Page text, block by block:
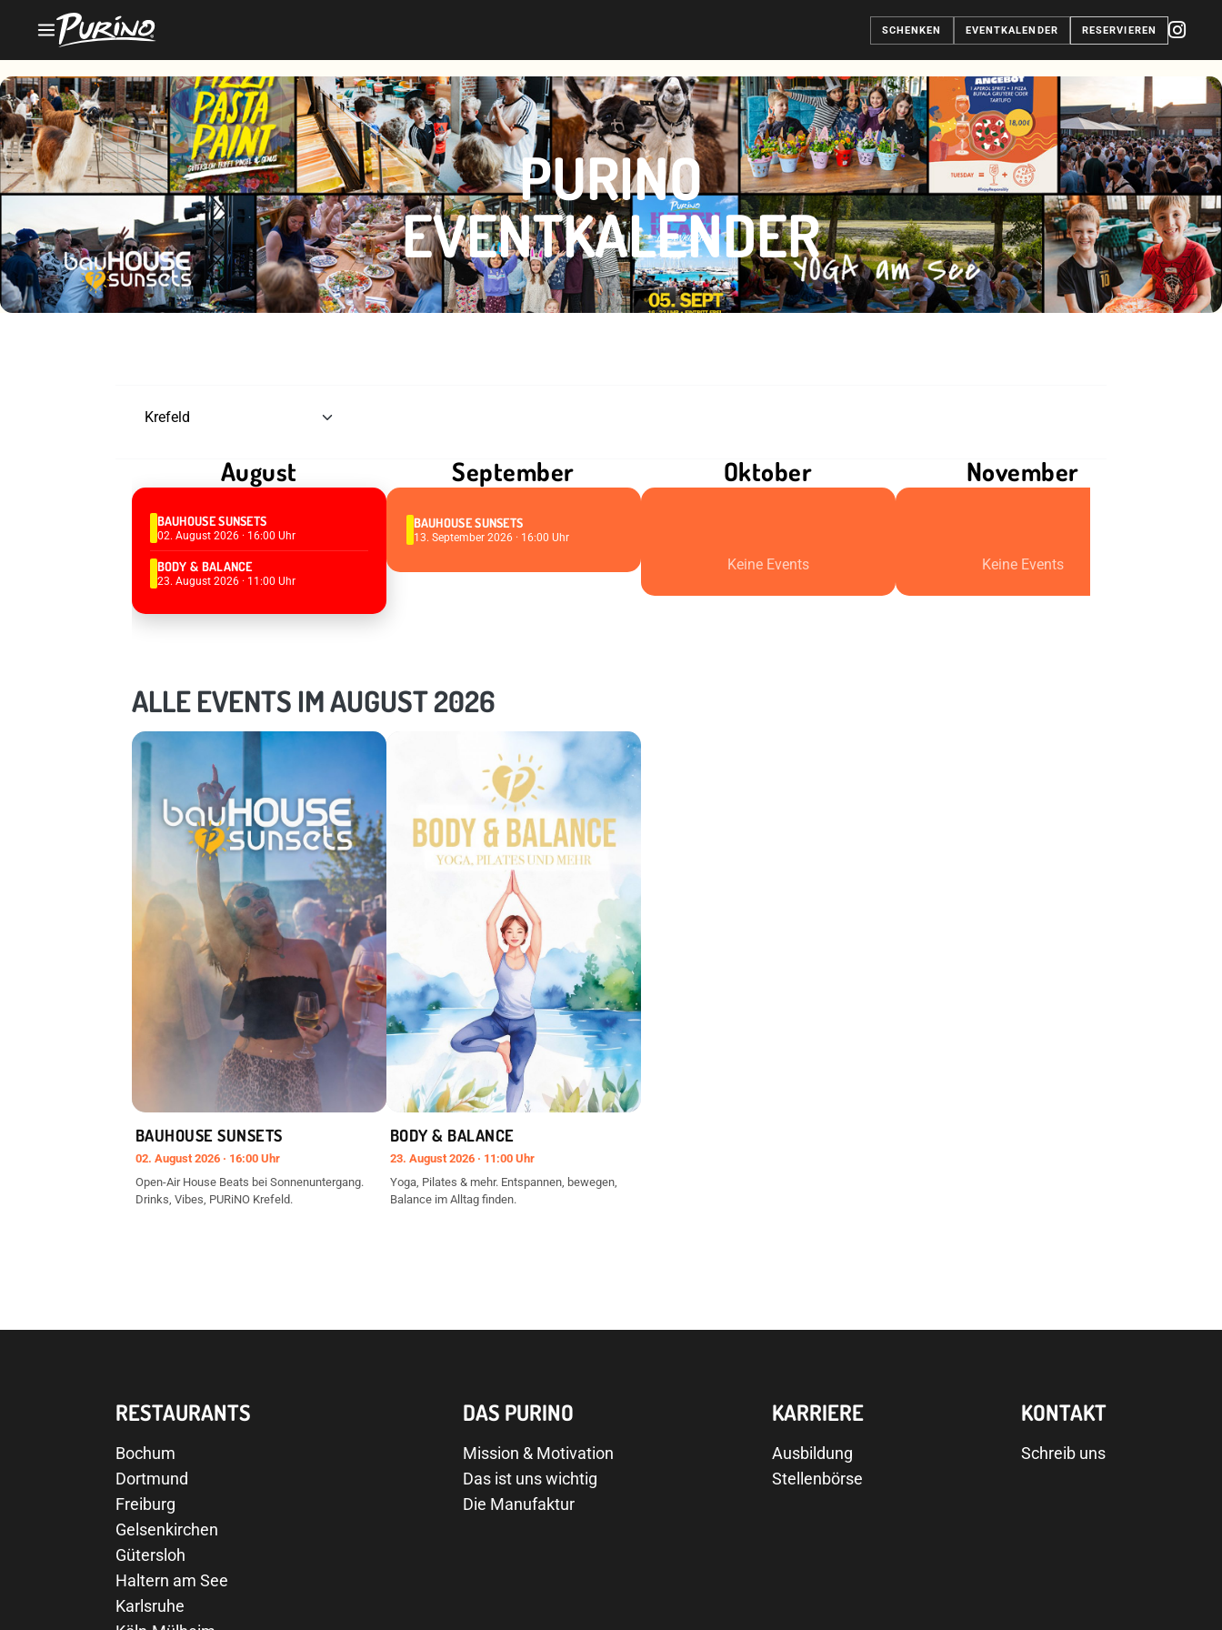
SCHENKEN EVENTKALENDER RESERVIEREN
PURINO
EVENTKALENDER
August
BAUHOUSE SUNSETS
02. August 2026 · 16:00 Uhr
BODY & BALANCE
23. August 2026 · 11:00 Uhr
September
BAUHOUSE SUNSETS
13. September 2026 · 16:00 Uhr
Oktober
Keine Events
November
Keine Events
ALLE EVENTS IM AUGUST 2026
BAUHOUSE SUNSETS
02. August 2026 · 16:00 Uhr
Open-Air House Beats bei Sonnenuntergang.
Drinks, Vibes, PURiNO Krefeld.
BODY & BALANCE
23. August 2026 · 11:00 Uhr
Yoga, Pilates & mehr. Entspannen, bewegen,
Balance im Alltag finden.
RESTAURANTS
Bochum
Dortmund
Freiburg
Gelsenkirchen
Gütersloh
Haltern am See
Karlsruhe
DAS PURINO
Mission & Motivation
Das ist uns wichtig
Die Manufaktur
KARRIERE
Ausbildung
Stellenbörse
KONTAKT
Schreib uns